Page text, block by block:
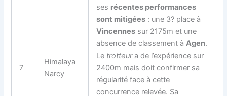
7
Himalaya
Narcy
ses récentes performances
sont mitigées : une 3? place à
Vincennes sur 2175m et une
absence de classement àAgen.
Le trotteura de l’expérience sur
2400m mais doit confirmer sa
régularité face à cette
concurrence relevée. Sa